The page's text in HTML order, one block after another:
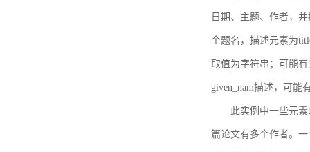
日期、主题、作者，
个题名，描述元素为
取值为字符串；可能
given_nam描述，可能
此实例中一些元
篇论文有多个作者。